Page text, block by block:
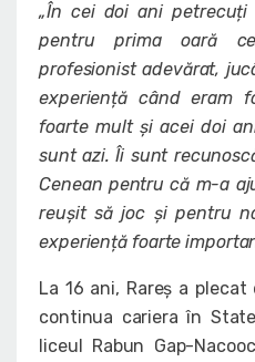
„În cei doi ani
pentru prima oară
profesionist adevărat,
experiență când eram
foarte mult și acei doi
sunt azi. Îi sunt
Cenean pentru că m-a
reușit să joc și pentru
experiență foarte
La 16 ani, Rareș a
continua cariera în
liceul Rabun Gap-